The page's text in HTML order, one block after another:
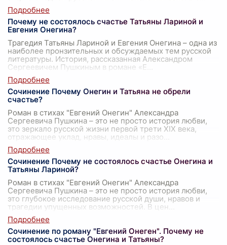
Почему не состоялось счастье Татьяны Лариной и
Евгения Онегина?
Трагедия Татьяны Лариной и Евгения Онегина – одна из
наиболее пронзительных и обсуждаемых тем русской
литературы. История, рассказанная Александром
Сергеевичем Пушкиным в романе «Е
Сочинение Почему Онегин и Татьяна не обрели
счастье?
Роман в стихах "Евгений Онегин" Александра
Сергеевича Пушкина – это не просто история любви,
это зеркало русской жизни первой трети XIX века,
отражающее уклад, нравы, идеалы и разо
Сочинение Почему не состоялось счастье Онегина и
Татьяны Лариной?
Роман в стихах "Евгений Онегин" Александра
Сергеевича Пушкина – это не просто история любви,
это глубокое исследование русской души, нравов и
трагедии упущенных возможностей. В цен
Сочинение по роману "Евгений Онеген". Почему не
состоялось счастье Онегина и Татьяны?